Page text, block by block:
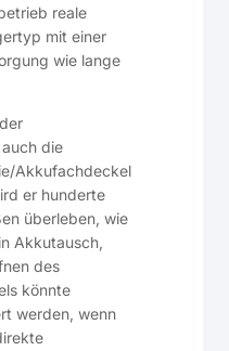
reale
mit einer
wie lange
die
Akkufachdeckel
er hunderte
überleben, wie
Akkutausch,
des
könnte
werden, wenn